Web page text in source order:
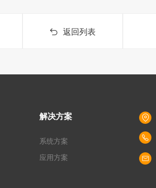
返回列表
解决方案
系统方案
应用方案